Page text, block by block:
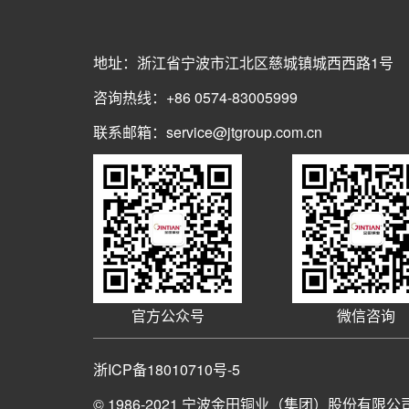
地址：浙江省宁波市江北区慈城镇城西西路1号
咨询热线：+86 0574-83005999
联系邮箱：service@jtgroup.com.cn
官方公众号 微信咨询
浙ICP备18010710号-5
© 1986-2021 宁波金田铜业（集团）股份有限公